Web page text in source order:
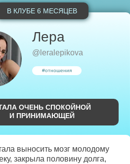
Лера
@leralepikova
#отношения
В КЛУБЕ 6 МЕСЯЦЕВ
ОЧЕНЬ СПОКОЙНОЙ
И ПРИНИМАЮЩЕЙ
выносить мозг молодому
закрыла половину долга,